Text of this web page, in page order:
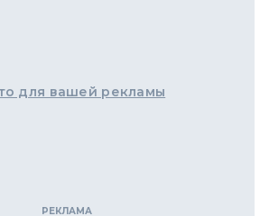
для вашей рекламы